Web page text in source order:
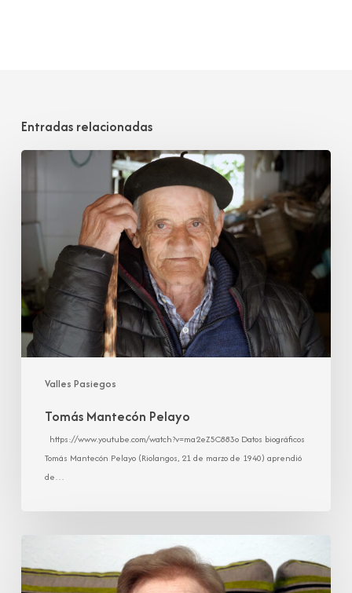
Entradas relacionadas
Valles Pasiegos
Tomás
Tomás Mantecón Pelayo
https://www.youtube.com/watch?v=ma2eZ5C883o Datos biográficos
Tomás Mantecón Pelayo (Riolangos, 21 de marzo de 1940) aprendió
de…
Gómez
Martínez